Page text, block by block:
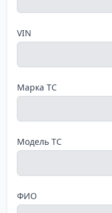
VIN
Марка ТС
Модель ТС
ФИО